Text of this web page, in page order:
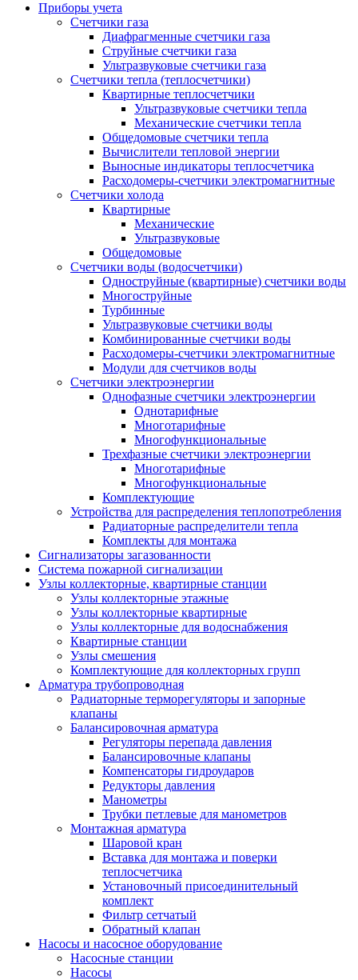
Приборы учета
Счетчики газа
Диафрагменные счетчики газа
Струйные счетчики газа
Ультразвуковые счетчики газа
Счетчики тепла (теплосчетчики)
Квартирные теплосчетчики
Ультразвуковые счетчики тепла
Механические счетчики тепла
Общедомовые счетчики тепла
Вычислители тепловой энергии
Выносные индикаторы теплосчетчика
Расходомеры-счетчики электромагнитные
Счетчики холода
Квартирные
Механические
Ультразвуковые
Общедомовые
Счетчики воды (водосчетчики)
Одноструйные (квартирные) счетчики воды
Многоструйные
Турбинные
Ультразвуковые счетчики воды
Комбинированные счетчики воды
Расходомеры-счетчики электромагнитные
Модули для счетчиков воды
Счетчики электроэнергии
Однофазные счетчики электроэнергии
Однотарифные
Многотарифные
Многофункциональные
Трехфазные счетчики электроэнергии
Многотарифные
Многофункциональные
Комплектующие
Устройства для распределения теплопотребления
Радиаторные распределители тепла
Комплекты для монтажа
Сигнализаторы загазованности
Система пожарной сигнализации
Узлы коллекторные, квартирные станции
Узлы коллекторные этажные
Узлы коллекторные квартирные
Узлы коллекторные для водоснабжения
Квартирные станции
Узлы смешения
Комплектующие для коллекторных групп
Арматура трубопроводная
Радиаторные терморегуляторы и запорные
клапаны
Балансировочная арматура
Регуляторы перепада давления
Балансировочные клапаны
Компенсаторы гидроударов
Редукторы давления
Манометры
Трубки петлевые для манометров
Монтажная арматура
Шаровой кран
Вставка для монтажа и поверки
теплосчетчика
Установочный присоединительный
комплект
Фильтр сетчатый
Обратный клапан
Насосы и насосное оборудование
Насосные станции
Насосы